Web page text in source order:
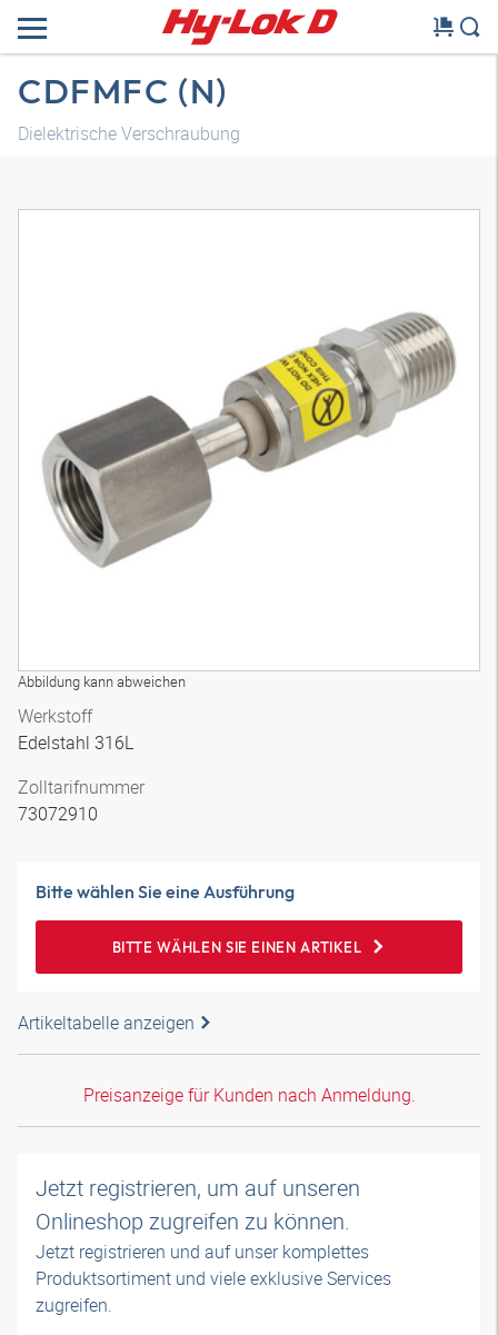
CDFMFC (N)
Dielektrische Verschraubung
Abbildung kann abweichen
Werkstoff
Edelstahl 316L
Zolltarifnummer
73072910
Bitte wählen Sie eine Ausführung
BITTE WÄHLEN SIE EINEN ARTIKEL
Artikeltabelle anzeigen
Preisanzeige für Kunden nach Anmeldung.
Jetzt registrieren, um auf unseren
Onlineshop zugreifen zu können.
Jetzt registrieren und auf unser komplettes
Produktsortiment und viele exklusive Services
zugreifen.